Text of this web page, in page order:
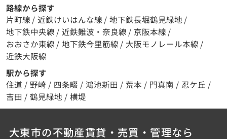
路線から探す
片町線 / 近鉄けいはんな線 / 地下鉄長堀鶴見緑地 /
地下鉄中央線 / 近鉄難波・奈良線 / 京阪本線 /
おおさか東線 / 地下鉄今里筋線 / 大阪モノレール本線 /
近鉄大阪線
駅から探す
住道 / 野崎 / 四条畷 / 鴻池新田 / 荒本 / 門真南 / 忍ケ丘 /
吉田 / 鶴見緑地 / 横堤
大東市の不動産賃貸・売買・管理なら